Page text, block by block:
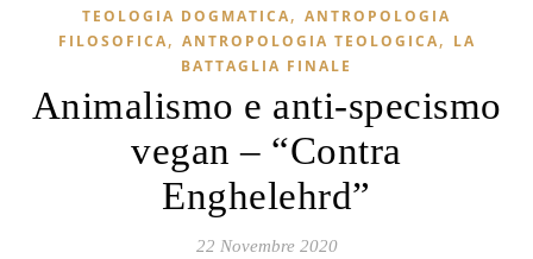
TEOLOGIA DOGMATICA, ANTROPOLOGIA
FILOSOFICA, ANTROPOLOGIA TEOLOGICA, LA
BATTAGLIA FINALE
Animalismo e anti-specismo
vegan – “Contra
Enghelehrd”
22 Novembre 2020